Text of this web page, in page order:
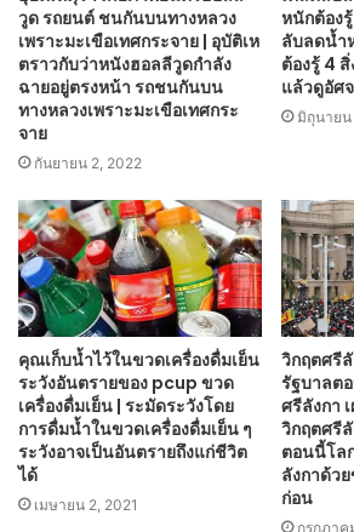
วูด รถยนต์ ชนกันบนทางหลวง
เพราะมะเขือเทศกระจาย | อุบัติเห
ตราวกับว่าหนังฮอลลีวูดกำลัง
ฉายอยู่ตรงหน้า รถชนกันบน
ทางหลวงเพราะมะเขือเทศกระ
จาย
กันยายน 2, 2022
หนักต้อง
ลับลดน้ำ
ต้องรู้ 4
แล้วดูอัศ
มิถุนายน
คุณเก็บน้ำไว้ในขวดเครื่องดื่มเย็น
ระวังอันตรายของ pcup ขวด
เครื่องดื่มเย็น | ระมัดระวังโดย
การดื่มน้ำในขวดเครื่องดื่มเย็น ๆ
ระวังอาจเป็นอันตรายถึงแก่ชีวิต
ได้
เมษายน 2, 2021
วิกฤตศรี
รัฐบาลต
ศรีลังกา
วิกฤตศรี
ตอนนี้โล
ลังกาด้ว
ก่อน
กรกฎาค